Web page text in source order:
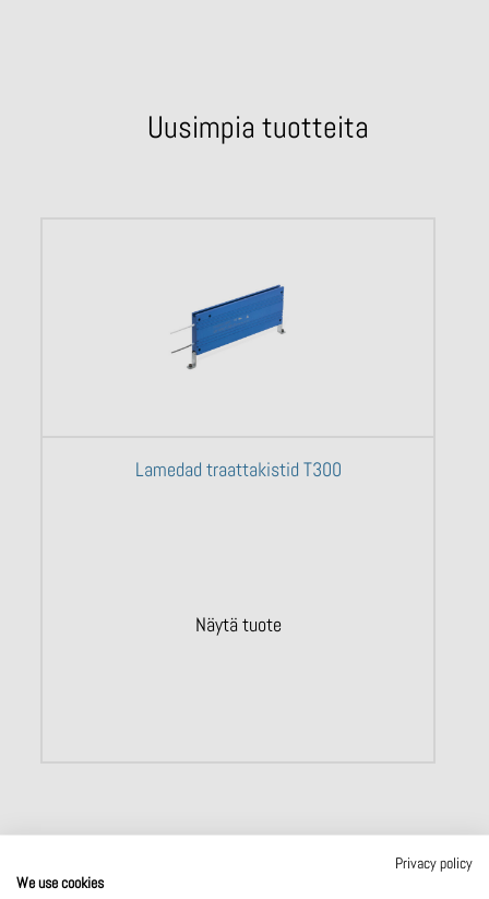
Uusimpia tuotteita
Lamedad traattakistid T300
Näytä tuote
Privacy policy
We use cookies